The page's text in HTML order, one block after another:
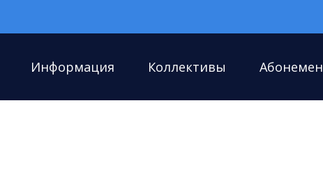
Информация Коллективы